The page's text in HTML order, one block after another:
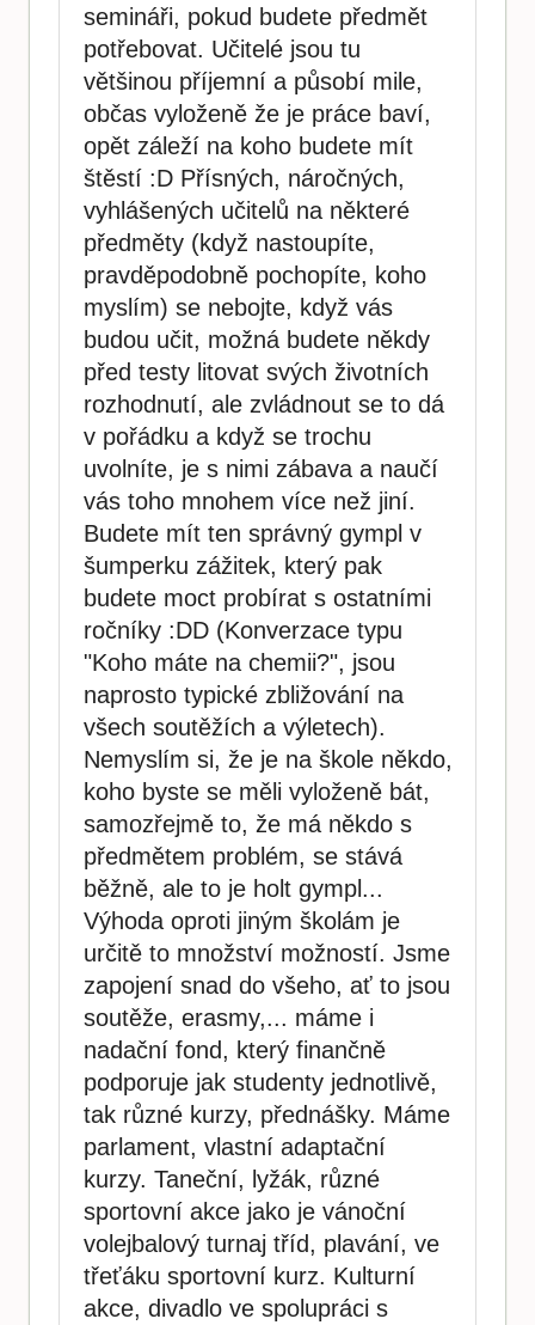
semináři, pokud budete předmět
potřebovat. Učitelé jsou tu
většinou příjemní a působí mile,
občas vyloženě že je práce baví,
opět záleží na koho budete mít
štěstí :D Přísných, náročných,
vyhlášených učitelů na některé
předměty (když nastoupíte,
pravděpodobně pochopíte, koho
myslím) se nebojte, když vás
budou učit, možná budete někdy
před testy litovat svých životních
rozhodnutí, ale zvládnout se to dá
v pořádku a když se trochu
uvolníte, je s nimi zábava a naučí
vás toho mnohem více než jiní.
Budete mít ten správný gympl v
šumperku zážitek, který pak
budete moct probírat s ostatními
ročníky :DD (Konverzace typu
"Koho máte na chemii?", jsou
naprosto typické zbližování na
všech soutěžích a výletech).
Nemyslím si, že je na škole někdo,
koho byste se měli vyloženě bát,
samozřejmě to, že má někdo s
předmětem problém, se stává
běžně, ale to je holt gympl...
Výhoda oproti jiným školám je
určitě to množství možností. Jsme
zapojení snad do všeho, ať to jsou
soutěže, erasmy,... máme i
nadační fond, který finančně
podporuje jak studenty jednotlivě,
tak různé kurzy, přednášky. Máme
parlament, vlastní adaptační
kurzy. Taneční, lyžák, různé
sportovní akce jako je vánoční
volejbalový turnaj tříd, plavání, ve
třeťáku sportovní kurz. Kulturní
akce, divadlo ve spolupráci s